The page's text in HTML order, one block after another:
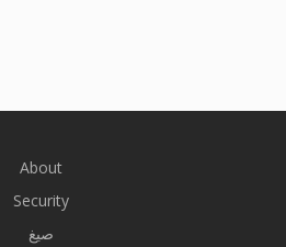
About
Security
صيغ